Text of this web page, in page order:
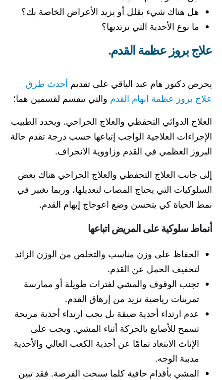
هل هناك شيء يقلل أو يزيد الأعراض الخاصة بك؟
ما نوع الأحذية التي ترتديها؟
علاج بروز عظمة القدم.
يحرص دكتور هام عبد الباقي على تقديم أحدث طرق
علاج بروز عظمة ابهام القدم​ والتي تنقسم لقسمين هما؛
العلاج الدوائي التحفظي والعلاج الجراحي. ويحدد الطبيب
الإجراءات العلاجية الواجب إتباعها حسب درجة تقدم حالة
البروز العظمي في القدم وزاووية الانحراف.
إلى جانب العلاج التحفظي والعلاج الجراحي هناك بعض
السلوكيات التي يحتاج المصاب لتعديلها، وربما تغيير في
نمط الحياة كي يتحسن وضع اعوجاج إبهام القدم.
أنماط سلوكية على المريض اتباعها
الحفاظ على وزن مناسب والتخلص من الوزن الزائد
لتخفيف الحمل عن القدم.
تجنب الوقوف والمشي لفترات طويلة أو ممارسة
تمرينات رياضية تزيد من إرهاق القدم.
عدم ارتداء أحذية ضيقة بل يجب ارتداء أحذية مريحة
تسمح للأصابع بالحركة أثناء المشي. ويجب على
الإناث الابتعاد تمامًا عن أحذية الكعب العالي والأحذية
مدببة الوجه.
المشي بأقدام حافية كلما سنحت الفرصة. فقد تبين